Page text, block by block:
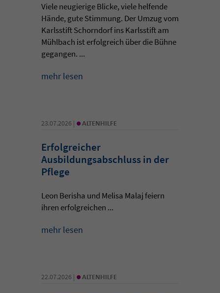
Viele neugierige Blicke, viele helfende
Hände, gute Stimmung. Der Umzug vom
Karlsstift Schorndorf ins Karlsstift am
Mühlbach ist erfolgreich über die Bühne
gegangen. ...
mehr lesen
23.07.2026 | • ALTENHILFE
Erfolgreicher
Ausbildungsabschluss in der
Pflege
Leon Berisha und Melisa Malaj feiern
ihren erfolgreichen ...
mehr lesen
22.07.2026 | • ALTENHILFE